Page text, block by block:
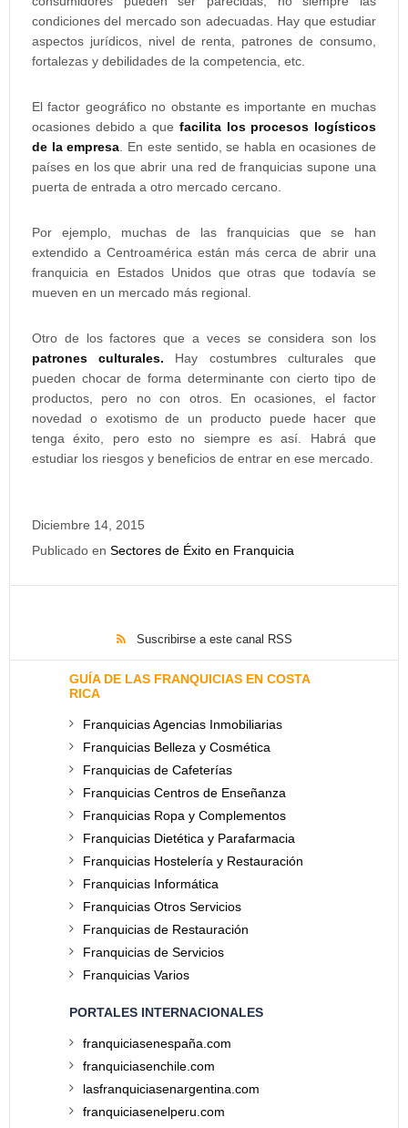
condiciones del mercado son adecuadas. Hay que estudiar
aspectos jurídicos, nivel de renta, patrones de consumo,
fortalezas y debilidades de la competencia, etc.
El factor geográfico no obstante es importante en muchas
ocasiones debido a que facilita los procesos logísticos
de la empresa . En este sentido, se habla en ocasiones de
países en los que abrir una red de franquicias supone una
puerta de entrada a otro mercado cercano.
Por ejemplo, muchas de las franquicias que se han
extendido a Centroamérica están más cerca de abrir una
franquicia en Estados Unidos que otras que todavía se
mueven en un mercado más regional.
Otro de los factores que a veces se considera son los
patrones culturales. Hay costumbres culturales que
pueden chocar de forma determinante con cierto tipo de
productos, pero no con otros. En ocasiones, el factor
novedad o exotismo de un producto puede hacer que
tenga éxito, pero esto no siempre es así. Habrá que
estudiar los riesgos y beneficios de entrar en ese mercado.
Diciembre 14, 2015
Publicado en Sectores de Éxito en Franquicia
Suscribirse a este canal RSS
GUÍA DE LAS FRANQUICIAS EN COSTA
RICA
Franquicias Agencias Inmobiliarias
Franquicias Belleza y Cosmética
Franquicias de Cafeterías
Franquicias Centros de Enseñanza
Franquicias Ropa y Complementos
Franquicias Dietética y Parafarmacia
Franquicias Hostelería y Restauración
Franquicias Informática
Franquicias Otros Servicios
Franquicias de Restauración
Franquicias de Servicios
Franquicias Varios
PORTALES INTERNACIONALES
franquiciasenespaña.com
franquiciasenchile.com
lasfranquiciasenargentina.com
franquiciasenelperu.com